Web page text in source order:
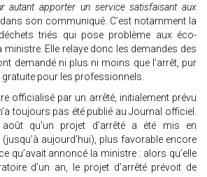
autant apporter un service satisfaisant aux
dans son communiqué. C’est notamment la
triés qui pose problème aux éco-
Elle relaye donc les demandes des
demandé ni plus ni moins que l’arrêt, pur
gratuite pour les professionnels.
officialisé par un arrêté, initialement prévu
toujours pas été publié au Journal officiel.
qu’un projet d’arrêté a été mis en
aujourd’hui), plus favorable encore
qu’avait annoncé la ministre : alors qu’elle
d’un an, le projet d’arrêté prévoit de